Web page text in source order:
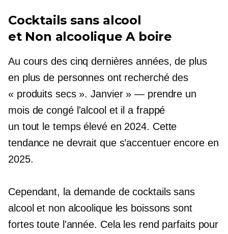
Cocktails sans alcool
et Non alcoolique A boire
Au cours des cinq dernières années, de plus
en plus de personnes ont recherché des
« produits secs ».Janvier » — prendre un
mois de congé l'alcool etil a frappé
un tout le tempsélevé en 2024. Cette
tendance ne devrait que s’accentuer encore en
2025.
Cependant, la demande de cocktails sans
alcool et non alcooliqueles boissons sont
fortestoute l'année. Cela les rend parfaits pour